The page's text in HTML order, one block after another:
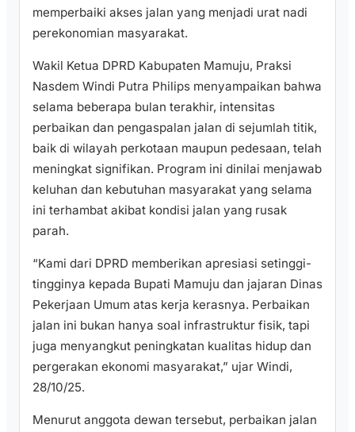
memperbaiki akses jalan yang menjadi urat nadi
perekonomian masyarakat.
Wakil Ketua DPRD Kabupaten Mamuju, Praksi
Nasdem Windi Putra Philips menyampaikan bahwa
selama beberapa bulan terakhir, intensitas
perbaikan dan pengaspalan jalan di sejumlah titik,
baik di wilayah perkotaan maupun pedesaan, telah
meningkat signifikan. Program ini dinilai menjawab
keluhan dan kebutuhan masyarakat yang selama
ini terhambat akibat kondisi jalan yang rusak
parah.
“Kami dari DPRD memberikan apresiasi setinggi-
tingginya kepada Bupati Mamuju dan jajaran Dinas
Pekerjaan Umum atas kerja kerasnya. Perbaikan
jalan ini bukan hanya soal infrastruktur fisik, tapi
juga menyangkut peningkatan kualitas hidup dan
pergerakan ekonomi masyarakat,” ujar Windi,
28/10/25.
Menurut anggota dewan tersebut, perbaikan jalan